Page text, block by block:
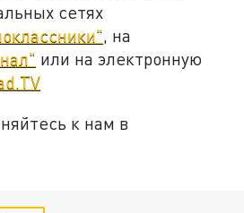
сетях
, на
или на электронную
к нам в